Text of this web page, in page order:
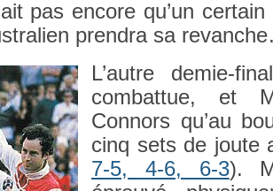
pas en­core qu’un
pre­ndra sa
L’autre demie-
com­bat­tue, et
Con­nors qu’au
cinq sets de joute
7-5, 4-6, 6-3).